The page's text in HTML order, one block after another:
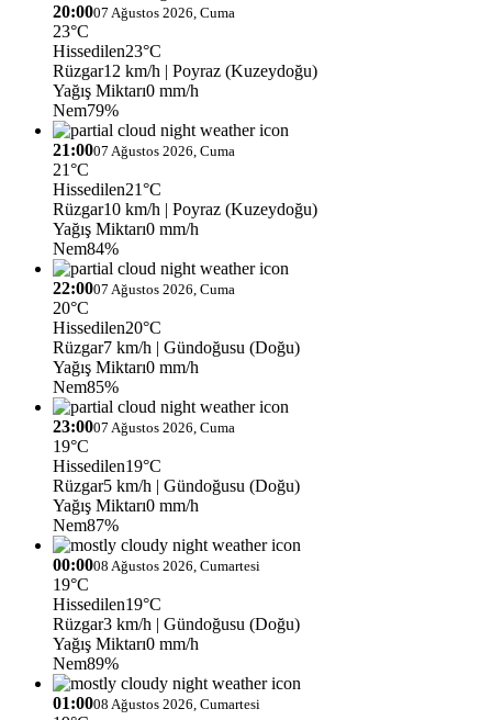
20:0007 Ağustos 2026, Cuma
23°C
Hissedilen23°C
Rüzgar12 km/h | Poyraz (Kuzeydoğu)
Yağış Miktarı0 mm/h
Nem79%
21:0007 Ağustos 2026, Cuma
21°C
Hissedilen21°C
Rüzgar10 km/h | Poyraz (Kuzeydoğu)
Yağış Miktarı0 mm/h
Nem84%
22:0007 Ağustos 2026, Cuma
20°C
Hissedilen20°C
Rüzgar7 km/h | Gündoğusu (Doğu)
Yağış Miktarı0 mm/h
Nem85%
23:0007 Ağustos 2026, Cuma
19°C
Hissedilen19°C
Rüzgar5 km/h | Gündoğusu (Doğu)
Yağış Miktarı0 mm/h
Nem87%
00:0008 Ağustos 2026, Cumartesi
19°C
Hissedilen19°C
Rüzgar3 km/h | Gündoğusu (Doğu)
Yağış Miktarı0 mm/h
Nem89%
01:0008 Ağustos 2026, Cumartesi